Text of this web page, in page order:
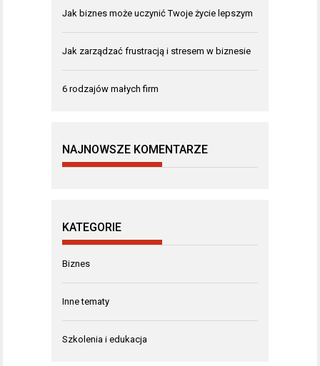
Jak biznes może uczynić Twoje życie lepszym
Jak zarządzać frustracją i stresem w biznesie
6 rodzajów małych firm
NAJNOWSZE KOMENTARZE
KATEGORIE
Biznes
Inne tematy
Szkolenia i edukacja